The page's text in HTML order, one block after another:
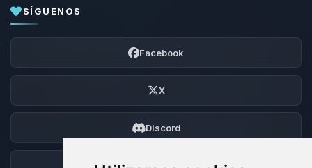
SÍGUENOS
Facebook
X
Discord
Foro